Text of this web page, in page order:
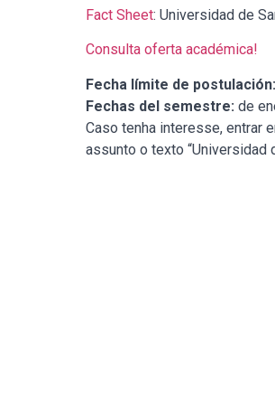
Fact Sheet: Universidad de
Consulta oferta académica!
Fecha límite de postulación:
Fechas del semestre: de
Caso tenha interesse, entrar
assunto o texto “Universidad